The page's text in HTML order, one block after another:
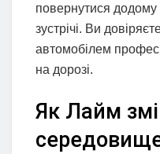
повернутися додому
зустрічі. Ви
автомобілем
на дорозі.
Як Лайм